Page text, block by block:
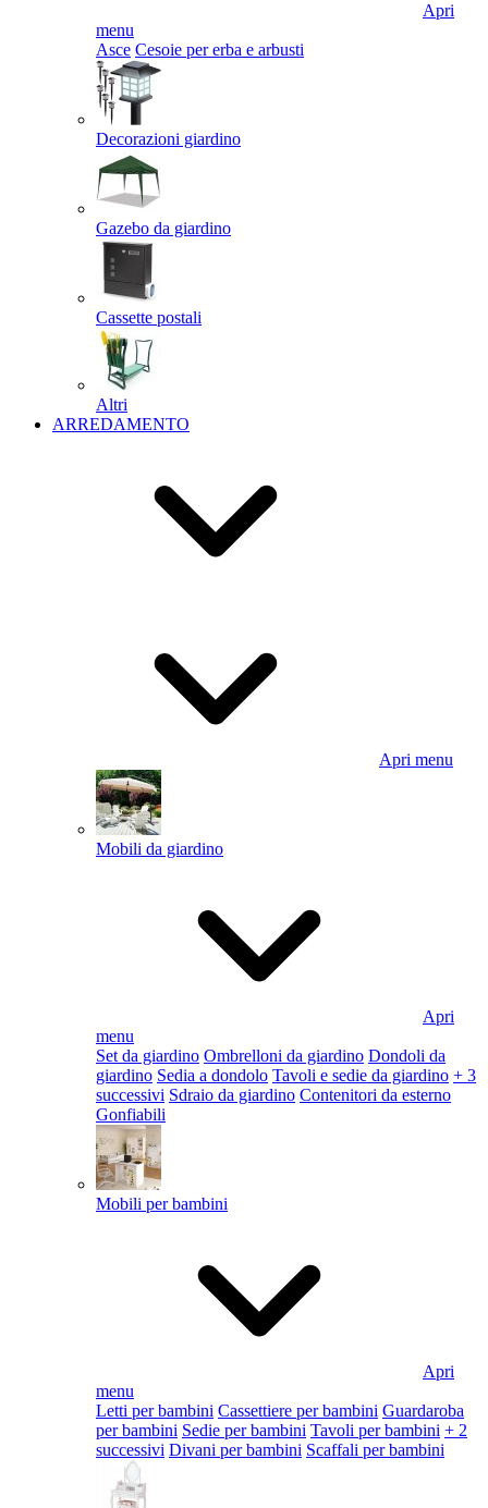
Apri
menu
Asce Cesoie per erba e arbusti
Decorazioni giardino
Gazebo da giardino
Cassette postali
Altri
ARREDAMENTO
Apri menu
Mobili da giardino
Apri
menu
Set da giardino Ombrelloni da giardino Dondoli da
giardino Sedia a dondolo Tavoli e sedie da giardino + 3
successivi Sdraio da giardino Contenitori da esterno
Gonfiabili
Mobili per bambini
Apri
menu
Letti per bambini Cassettiere per bambini Guardaroba
per bambini Sedie per bambini Tavoli per bambini + 2
successivi Divani per bambini Scaffali per bambini